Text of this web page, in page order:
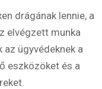
drágának lennie, a
elvégzett munka
ügyvédeknek a
eszközöket és a